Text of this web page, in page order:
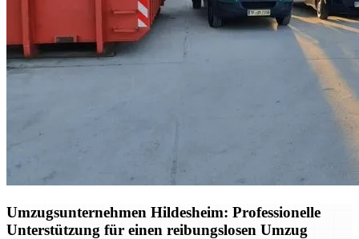
Umzugsunternehmen Hildesheim: Professionelle
Unterstützung für einen reibungslosen Umzug